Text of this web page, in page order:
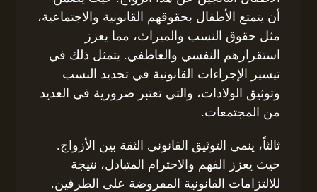
أن يتمتع الأطفال بحقوقهم القانونية والاجتماعية،
مثل حقوق النسب والميراث، مما يعزز
استقرارهم النفسي والعاطفي. يتمثل ذلك في
تيسير الإجراءات القانونية في تحديد النسب
وتوثيق الولادات، والتي تعتبر ضرورية في العديد
من المجتمعات.
ثالثاً، ينمي التوثيق القانوني الثقة بين الأزواج.
حيث يعزز الفهم والاحترام المتبادل، نتيجة
للالتزامات القانونية المفروضة على الطرفين.